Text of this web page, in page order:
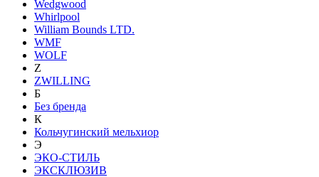
Wedgwood
Whirlpool
William Bounds LTD.
WMF
WOLF
Z
ZWILLING
Б
Без бренда
К
Кольчугинский мельхиор
Э
ЭКО-СТИЛЬ
ЭКСКЛЮЗИВ